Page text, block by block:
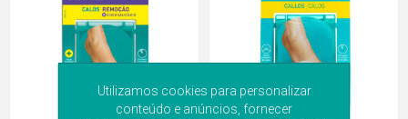
Utilizamos cookies para personalizar
conteúdo e anúncios, fornecer